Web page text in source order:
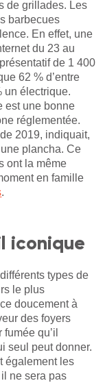
de grillades. Les
barbecues
En effet, une
du 23 au
de 1 400
62 % d’entre
un électrique.
est une bonne
réglementée.
2019, indiquait,
plancha. Ce
ont la même
en famille
.
iconique
types de
le plus
doucement à
des foyers
qu’il
seul peut donner.
également les
ne sera pas